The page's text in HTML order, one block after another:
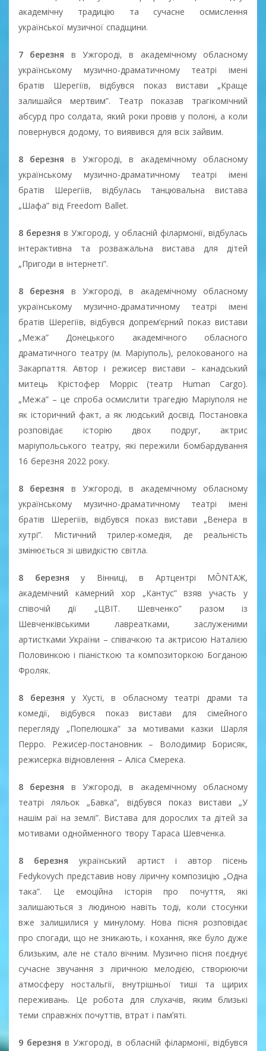
академічну традицію та сучасне осмислення
української музичної спадщини.
7 березня в Ужгороді, в академічному обласному
українському музично-драматичному театрі імені
братів Шерегіїв, відбувся показ вистави „Краще
залишайся мертвим”. Театр показав трагікомічний
абсурд про солдата, який роки провів у полоні, а коли
повернувся додому, то виявився для всіх зайвим.
8 березня в Ужгороді, в академічному обласному
українському музично-драматичному театрі імені
братів Шерегіїв, відбулась танцювальна вистава
„Шафа” від Freedom Ballet.
8 березня в Ужгороді, у обласній філармонії, відбулась
інтерактивна та розважальна вистава для дітей
„Пригоди в інтернеті”.
8 березня в Ужгороді, в академічному обласному
українському музично-драматичному театрі імені
братів Шерегіїв, відбувся допрем’єрний показ вистави
„Межа” Донецького академічного обласного
драматичного театру (м. Маріуполь), релокованого на
Закарпаття. Автор і режисер вистави – канадський
митець Крістофер Морріс (театр Human Cargo).
„Межа” – це спроба осмислити трагедію Маріуполя не
як історичний факт, а як людський досвід. Постановка
розповідає історію двох подруг, актрис
маріупольського театру, які пережили бомбардування
16 березня 2022 року.
8 березня в Ужгороді, в академічному обласному
українському музично-драматичному театрі імені
братів Шерегіїв, відбувся показ вистави „Венера в
хутрі”. Містичний трилер-комедія, де реальність
змінюється зі швидкістю світла.
8 березня у Вінниці, в Артцентрі MŌNTAЖ,
академічний камерний хор „Кантус” взяв участь у
співочій дії „ЦВІТ. Шевченко” разом із
Шевченківськими лавреатками, заслуженими
артистками України – співачкою та актрисою Наталією
Половинкою і піаністкою та композиторкою Богданою
Фроляк.
8 березня у Хусті, в обласному театрі драми та
комедії, відбувся показ вистави для сімейного
перегляду „Попелюшка” за мотивами казки Шарля
Перро. Режисер-постановник – Володимир Борисяк,
режисерка відновлення – Аліса Смерека.
8 березня в Ужгороді, в академічному обласному
театрі ляльок „Бавка”, відбувся показ вистави „У
нашім раї на землі”. Вистава для дорослих та дітей за
мотивами однойменного твору Тараса Шевченка.
8 березня український артист і автор пісень
Fedykovych представив нову ліричну композицію „Одна
така”. Це емоційна історія про почуття, які
залишаються з людиною навіть тоді, коли стосунки
вже залишилися у минулому. Нова пісня розповідає
про спогади, що не зникають, і кохання, яке було дуже
близьким, але не стало вічним. Музично пісня поєднує
сучасне звучання з ліричною мелодією, створюючи
атмосферу ностальгії, внутрішньої тиші та щирих
переживань. Це робота для слухачів, яким близькі
теми справжніх почуттів, втрат і памʼяті.
9 березня в Ужгороді, в обласній філармонії, відбувся